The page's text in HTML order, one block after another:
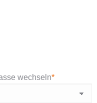
wechseln*